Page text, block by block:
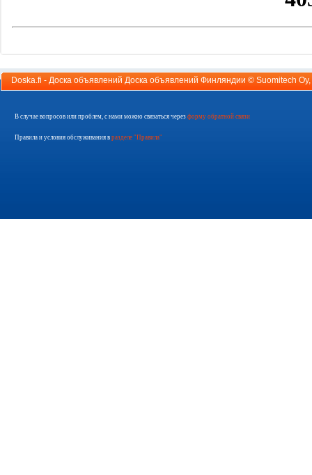
Doska.fi - Доска объявлений Доска объявлений Финляндии © Suomitech Oy
В случае вопросов или проблем, с нами можно связаться через форму обратной связи
Правила и условия обслуживания в разделе "Правила"